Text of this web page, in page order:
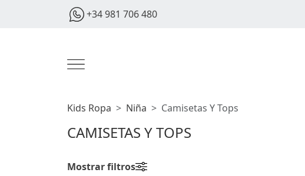
+34 981 706 480
Kids Ropa Niña Camisetas Y Tops
CAMISETAS Y TOPS
Mostrar filtros